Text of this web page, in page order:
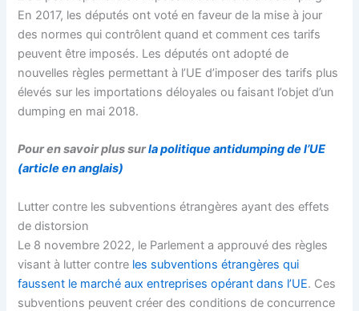
En 2017, les députés ont voté en faveur de la mise à jour
des normes qui contrôlent quand et comment ces tarifs
peuvent être imposés. Les députés ont adopté de
nouvelles règles permettant à l’UE d’imposer des tarifs plus
élevés sur les importations déloyales ou faisant l’objet d’un
dumping en mai 2018.
Pour en savoir plus surla politique antidumping de l’UE
(article en anglais)
Lutter contre les subventions étrangères ayant des effets
de distorsion
Le 8 novembre 2022, le Parlement a approuvé des règles
visant à lutter contre les subventions étrangères qui
faussent le marché aux entreprises opérant dans l’UE. Ces
subventions peuvent créer des conditions de concurrence